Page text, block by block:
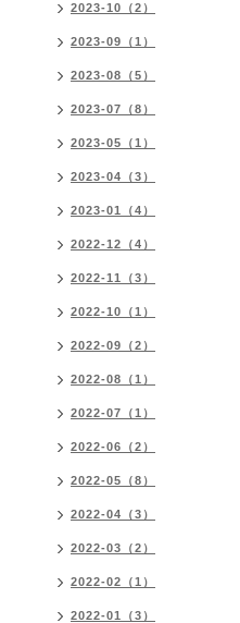
2023-10（2）
2023-09（1）
2023-08（5）
2023-07（8）
2023-05（1）
2023-04（3）
2023-01（4）
2022-12（4）
2022-11（3）
2022-10（1）
2022-09（2）
2022-08（1）
2022-07（1）
2022-06（2）
2022-05（8）
2022-04（3）
2022-03（2）
2022-02（1）
2022-01（3）